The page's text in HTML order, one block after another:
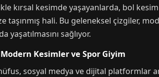
kırsal kesimde yaşayanlarda, bol
taşınmış hali. Bu geleneksel çizgiler,
yaşatılmasını sağlıyor.
Kesimler ve Spor Giyim
sosyal medya ve dijital platformlar